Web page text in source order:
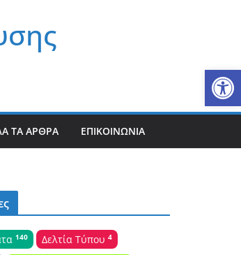
ΤΑ ΆΡΘΡΑ ΕΠΙΚΟΙΝΩΝΊΑ
140 Δελτία Τύπου 4